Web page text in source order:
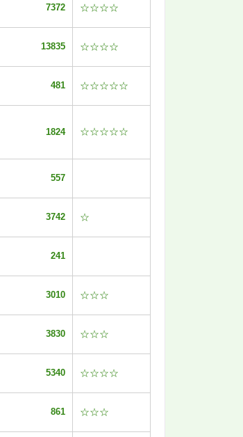
7372 ☆☆☆☆
13835 ☆☆☆☆
481 ☆☆☆☆☆
1824 ☆☆☆☆☆
557
3742 ☆
241
3010 ☆☆☆
3830 ☆☆☆
5340 ☆☆☆☆
861 ☆☆☆